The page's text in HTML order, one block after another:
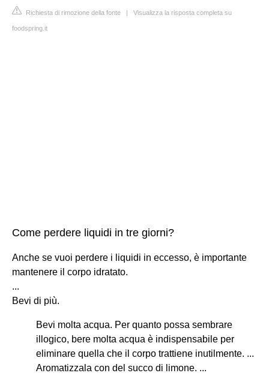
Richiesta di rimozione della fonte | Visualizza la risposta completa su
foodspring.it
Come perdere liquidi in tre giorni?
Anche se vuoi perdere i liquidi in eccesso, è importante
mantenere il corpo idratato.
...
Bevi di più.
Bevi molta acqua. Per quanto possa sembrare
illogico, bere molta acqua è indispensabile per
eliminare quella che il corpo trattiene inutilmente. ...
Aromatizzala con del succo di limone. ...